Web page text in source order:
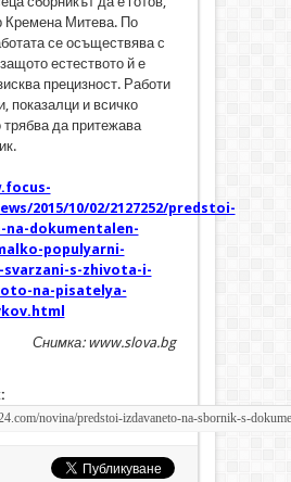
Кремена Митева. По
се осъществява с
естеството й е
прецизност. Работи
показалци и всичко
трябва да притежава
2015/10/02/2127252/predstoi-
na-dokumentalen-
populyarni-
s-zhivota-i-
na-pisatelya-
Снимка: www.slova.bg